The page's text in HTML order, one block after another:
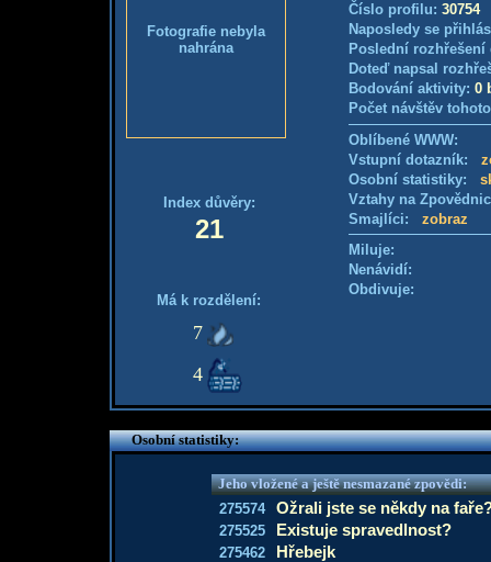
Fotografie nebyla
nahrána
Index důvěry:
21
Má k rozdělení:
7
4
Číslo profilu: 30754
Naposledy se
Poslední
Doteď napsal
Bodování aktivity: 0
Počet návštěv
Oblíbené WWW:
Vstupní dotazník:
Osobní statistiky:
Vztahy na
Smajlíci: zobraz
Miluje:
Nenávidí:
Obdivuje:
Osobní statistiky:
Jeho vložené a ještě nesmazané zpovědi:
275574
Ožrali jste se někdy na
275525 Existuje spravedlnost?
275462 Hřebejk